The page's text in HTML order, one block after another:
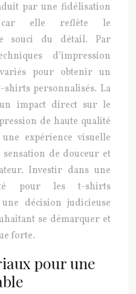
par une fidélisation
elle reflète le
souci du détail. Par
d’impression
pour obtenir un
personnalisés. La
impact direct sur le
de haute qualité
expérience visuelle
de douceur et
Investir dans une
pour les t-shirts
décision judicieuse
se démarquer et
forte.
pour une